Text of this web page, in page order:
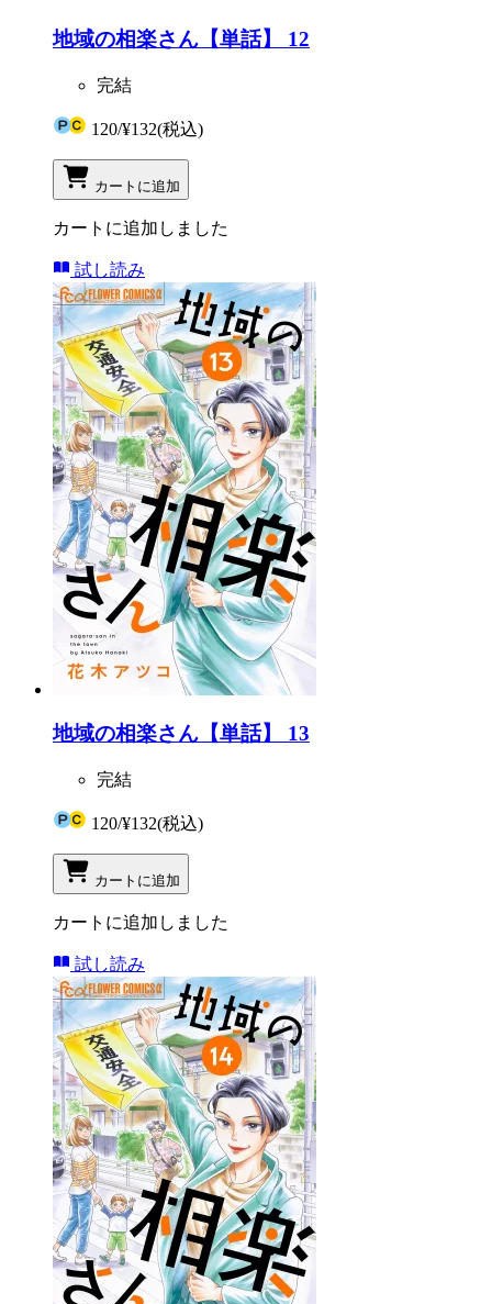
地域の相楽さん【単話】 12
完結
120/¥132(税込)
カートに追加
カートに追加しました
試し読み
地域の相楽さん【単話】 13
完結
120/¥132(税込)
カートに追加
カートに追加しました
試し読み